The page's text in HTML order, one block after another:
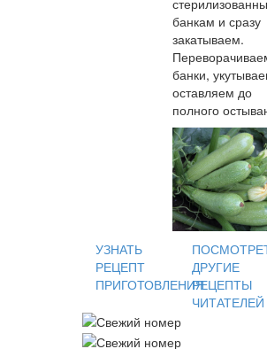
банкам и сразу
закатываем.
банки,
оставляем до
полного
УЗНАТЬ
РЕЦЕПТ
ПРИГОТОВЛЕНИЯ
ДРУГИЕ
РЕЦЕПТЫ
ЧИТАТЕЛЕЙ